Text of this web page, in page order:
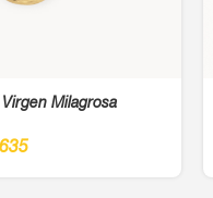
Milagrosa